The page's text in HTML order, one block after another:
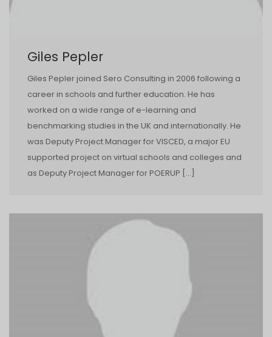
Giles Pepler
Giles Pepler joined Sero Consulting in 2006 following a
career in schools and further education. He has
worked on a wide range of e-learning and
benchmarking studies in the UK and internationally. He
was Deputy Project Manager for VISCED, a major EU
supported project on virtual schools and colleges and
as Deputy Project Manager for POERUP […]